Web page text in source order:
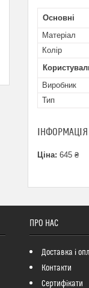
Основні
Матеріал
Колір
Виробник
Тип
Ціна: 645 ₴
ПРО НАС
Доставка і
Контакти
Сертифікати